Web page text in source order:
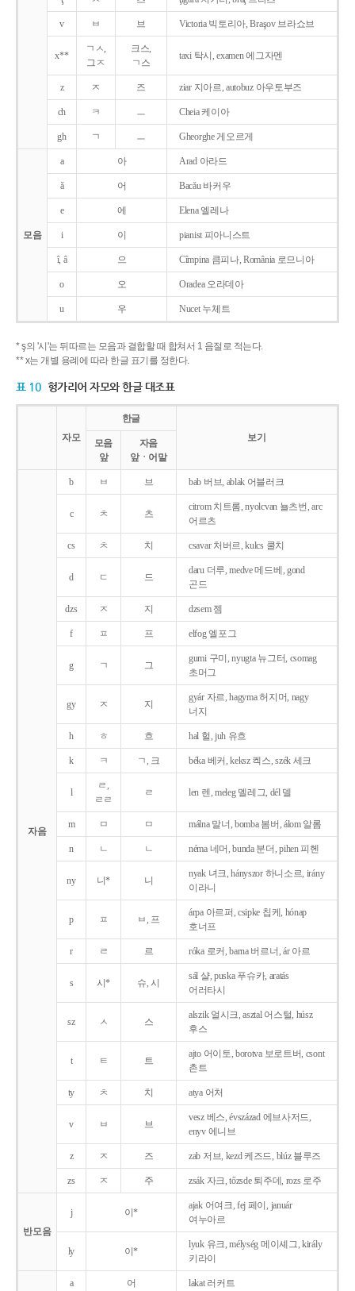
v ㅂ 브 Victoria 빅토리아, Braşov 브라쇼브
x**
ㄱㅅ,
그ㅈ
크스,
ㄱ스
taxi 탁시, examen 에그자멘
z ㅈ 즈 ziar 지아르, autobuz 아우토부즈
ch ㅋ ㅡ Cheia 케이아
gh ㄱ ㅡ Gheorghe 게오르게
모음
a 아 Arad 아라드
ǎ 어 Bacǎu 바커우
e 에 Elena 엘레나
i 이 pianist 피아니스트
î, â 으 Cîmpina 큼피나, România 로므니아
o 오 Oradea 오라데아
u 우 Nucet 누체트
* ş의 '시'는 뒤따르는 모음과 결합할 때 합쳐서 1 음절로 적는다.
** x는 개별 용례에 따라 한글 표기를 정한다.
표 10 헝가리어 자모와 한글 대조표
자모
한글
보기
모음
앞
자음
앞ㆍ어말
자음
b ㅂ 브 bab 버브, ablak 어블러크
c ㅊ 츠
citrom 치트롬, nyolcvan 뇰츠번, arc
어르츠
cs ㅊ 치 csavar 처버르, kulcs 쿨치
d ㄷ 드
daru 더루, medve 메드베, gond
곤드
dzs ㅈ 지 dzsem 젬
f ㅍ 프 elfog 엘포그
g ㄱ 그
gumi 구미, nyugta 뉴그터, csomag
초머그
gy ㅈ 지
gyár 자르, hagyma 허지머, nagy
너지
h ㅎ 흐 hal 헐, juh 유흐
k ㅋ ㄱ, 크 béka 베커, keksz 켁스, szék 세크
l
ㄹ,
ㄹㄹ
ㄹ len 렌, meleg 멜레그, dél 델
m ㅁ ㅁ málna 말너, bomba 봄버, álom 알롬
n ㄴ ㄴ néma 네머, bunda 분더, pihen 피헨
ny 니* 니
nyak 녀크, hányszor 하니소르, irány
이라니
p ㅍ ㅂ, 프
árpa 아르퍼, csipke 칩케, hónap
호너프
r ㄹ 르 róka 로커, barna 버르너, ár 아르
s 시* 슈, 시
sál 샬, puska 푸슈카, aratás
어러타시
sz ㅅ 스
alszik 얼시크, asztal 어스털, húsz
후스
t ㅌ 트
ajto 어이토, borotva 보로트버, csont
촌트
ty ㅊ 치 atya 어처
v ㅂ 브
vesz 베스, évszázad 에브사저드,
enyv 에니브
z ㅈ 즈 zab 저브, kezd 케즈드, blúz 블루즈
zs ㅈ 주 zsák 자크, tőzsde 퇴주데, rozs 로주
반모음
j 이*
ajak 어여크, fej 페이, január
여누아르
ly 이*
lyuk 유크, mélység 메이셰그, király
키라이
a 어 lakat 러커트